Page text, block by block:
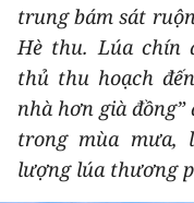
PHÁP LUẬT
DU LỊCH
THẾ GIỚI
THỂ THAO
trung bám sát
Hè thu. Lúa chín
thủ thu hoạch
nhà hơn già
trong mùa mưa,
lượng lúa thương